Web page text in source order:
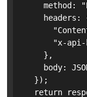
method:
headers:
"x-
    },
body:
  });
return